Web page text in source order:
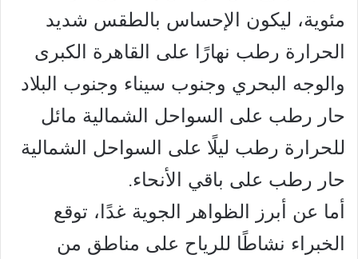
مئوية، ليكون الإحساس بالطقس شديد
الحرارة رطب نهارًا على القاهرة الكبرى
والوجه البحري وجنوب سيناء وجنوب البلاد
حار رطب على السواحل الشمالية مائل
للحرارة رطب ليلًا على السواحل الشمالية
حار رطب على باقي الأنحاء.
أما عن أبرز الظواهر الجوية غدًا، توقع
الخبراء نشاطًا للرياح على مناطق من